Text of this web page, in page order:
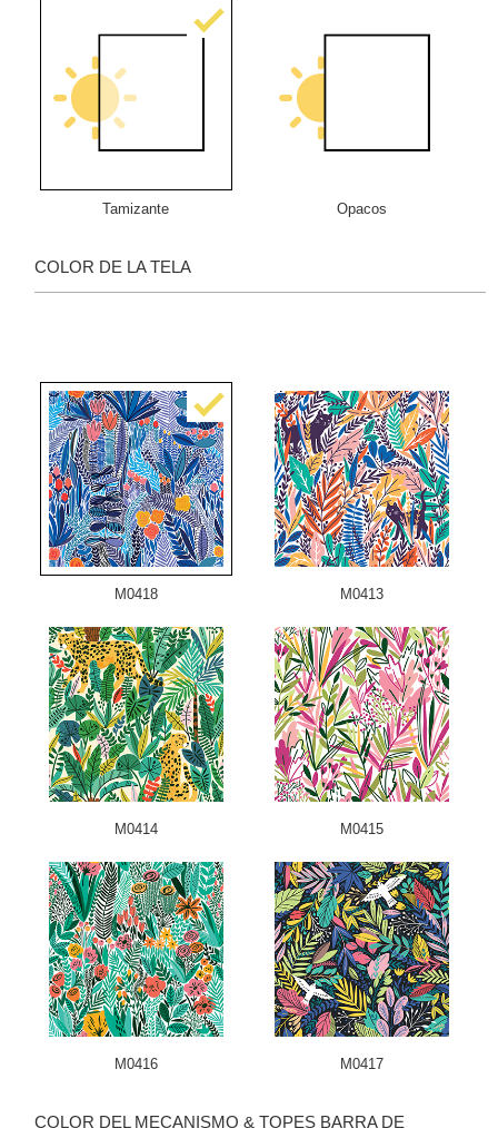
Tamizante Opacos
COLOR DE LA TELA
M0418 M0413
M0414 M0415
M0416 M0417
COLOR DEL MECANISMO & TOPES BARRA DE